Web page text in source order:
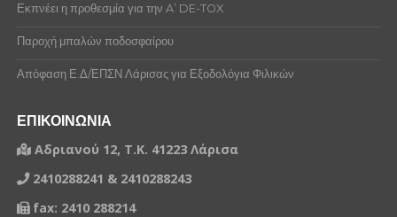
Εκπνέει η προθεσμία για την A’ DE-TOX
Παροχή μπαλών ποδοσφαίρου
Απόφαση Ε.Δ/ΕΠΣΝ Λάρισας για Εξοδολόγια Φιλικών
ΕΠΙΚΟΙΝΩΝΙΑ
Αδριανού 12, Τ.Κ. 41223 Λάρισα
2410288241 & 2410288243
fax: 2410 288214